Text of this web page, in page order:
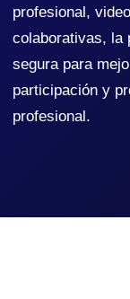
profesional,
colaborativas, la
segura para
participación y
profesional.